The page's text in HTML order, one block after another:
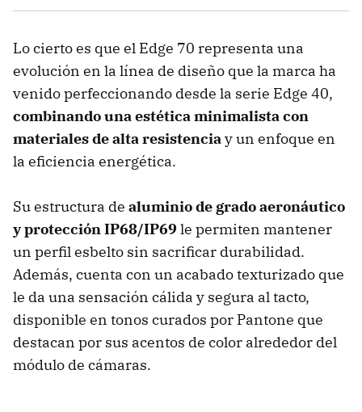
Lo cierto es que el Edge 70 representa una
evolución en la línea de diseño que la marca ha
venido perfeccionando desde la serie Edge 40,
combinando una estética minimalista con
materiales de alta resistenciay un enfoque en
la eficiencia energética.
Su estructura de aluminio de grado aeronáutico
y protección IP68/IP69 le permiten mantener
un perfil esbelto sin sacrificar durabilidad.
Además, cuenta con un acabado texturizado que
le da una sensación cálida y segura al tacto,
disponible en tonos curados por Pantone que
destacan por sus acentos de color alrededor del
módulo de cámaras.